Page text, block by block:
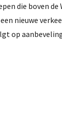
die boven
nieuwe
op